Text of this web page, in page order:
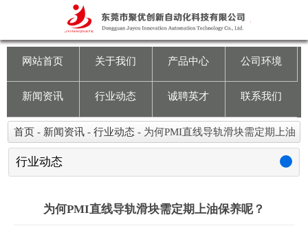
网站首页
公司环境
网站首页 关于我们 产品中心 公司环境
新闻资讯 行业动态 诚聘英才 联系我们
首页 - 新闻资讯 - 行业动态 - 为何PMI直线导轨滑块需定期上油
行业动态
为何PMI直线导轨滑块需定期上油保养呢？